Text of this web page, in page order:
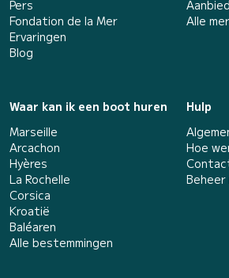
Pers
Fondation de la Mer
Ervaringen
Blog
Alle
Waar kan ik een boot huren
Marseille
Arcachon
Hyères
La Rochelle
Corsica
Kroatië
Baléaren
Alle bestemmingen
Hulp
Hoe
Beheer